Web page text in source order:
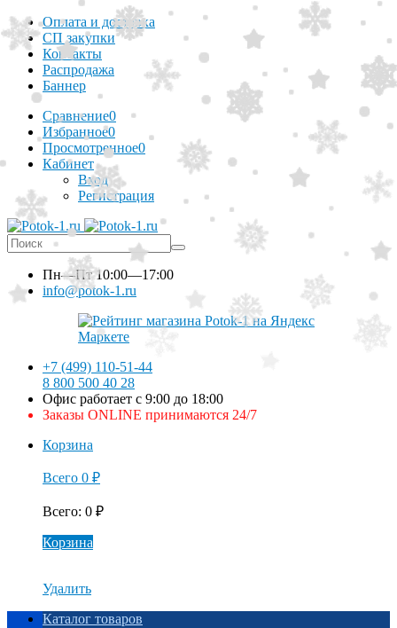
Оплата и доставка
СП закупки
Контакты
Распродажа
Баннер
Сравнение0
Избранное0
Просмотренное0
Кабинет
Вход
Регистрация
Пн—Пт10:00—17:00
info@potok-1.ru
+7 (499) 110-51-44
8 800 500 40 28
Офис работает с 9:00 до 18:00
Заказы ONLINE принимаются 24/7
Корзина
Всего 0 ₽
Всего: 0 ₽
Корзина
Удалить
Каталог товаров